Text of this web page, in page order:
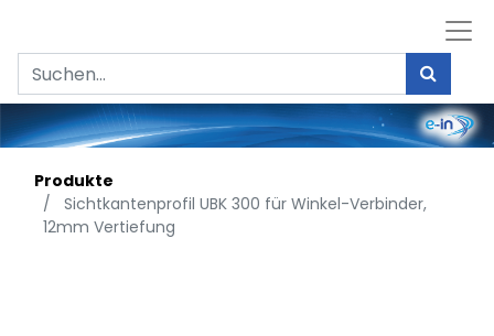
Produkte
Sichtkantenprofil UBK 300 für Winkel-Verbinder,
12mm Vertiefung